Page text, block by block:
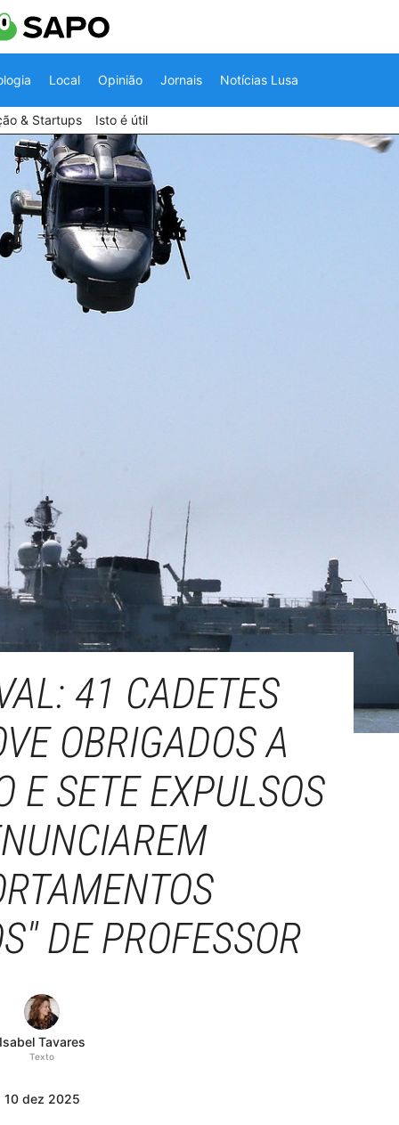
Local Opinião Jornais Notícias Lusa
& Startups Isto é útil
41 CADETES
OBRIGADOS A
E SETE EXPULSOS
DE PROFESSOR
Isabel Tavares
Texto
10 dez 2025